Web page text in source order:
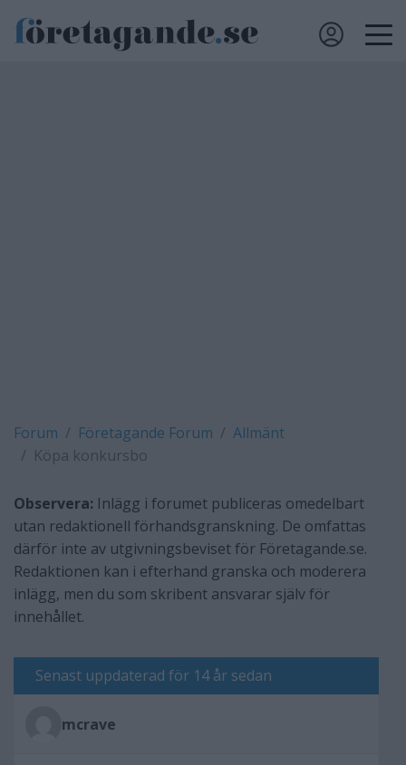
Forum Företagande Forum
Allmänt
Köpa konkursbo
Observera: Inlägg i forumet publiceras omedelbart
utan redaktionell förhandsgranskning. De omfattas
därför inte av utgivningsbeviset för Företagande.se.
Redaktionen kan i efterhand granska och moderera
inlägg, men du som skribent ansvarar själv för
innehållet.
Senast uppdaterad för 14 år sedan
mcrave